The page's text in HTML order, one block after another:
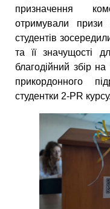
призначення
отримували призи
студентів
та її значущості
благодійний збір
прикордонного
студентки 2-PR курсу.